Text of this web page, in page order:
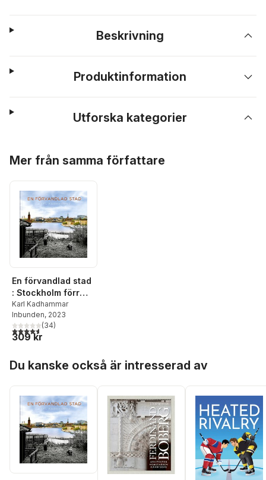
Beskrivning
Produktinformation
Utforska kategorier
Mer från samma författare
En förvandlad stad
: Stockholm förr
och nu
Karl Kadhammar
Inbunden, 2023
4,6utav 5 stjärnor. Totalt antal röster:
(34)
309 kr
Du kanske också är intresserad av